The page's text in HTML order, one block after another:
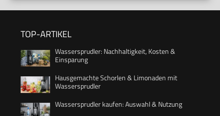
TOP-ARTIKEL
Wassersprudler: Nachhaltigkeit, Kosten &
Einsparung
Hausgemachte Schorlen & Limonaden mit
Wassersprudler
Wassersprudler kaufen: Auswahl & Nutzung